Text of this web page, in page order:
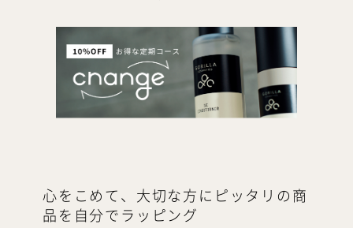
心をこめて、大切な方にピッタリの商
品を自分でラッピング